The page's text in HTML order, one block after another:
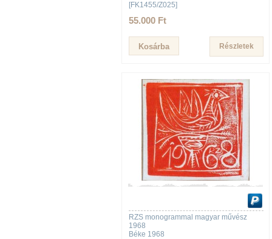
[FK1455/Z025]
55.000 Ft
Részletek
RZS monogrammal magyar művész
1968
Béke 1968